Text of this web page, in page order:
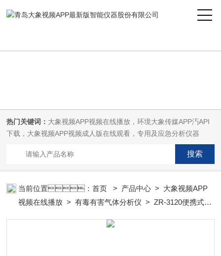
载,大象视频APP视频成人版在线观看
热门关键词： 大象视频APP视频在线播放，环境大象传媒APP汅API
下载，大象视频APP视频成人版在线观看，专用及应急分析仪器
当前位置：首页 > 产品中心 > 大象视频APP
视频在线播放 >有毒有害气体分析仪 > ZR-3120便携式有